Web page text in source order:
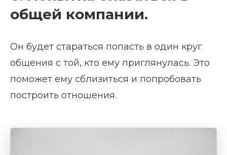
общей компании.
Он будет стараться попасть в один круг
общения с той, кто ему приглянулась. Это
поможет ему сблизиться и попробовать
построить отношения.